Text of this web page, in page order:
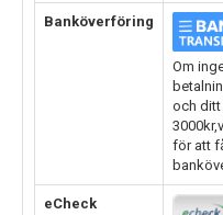
Banköverföring
Om
och
för att
eCheck